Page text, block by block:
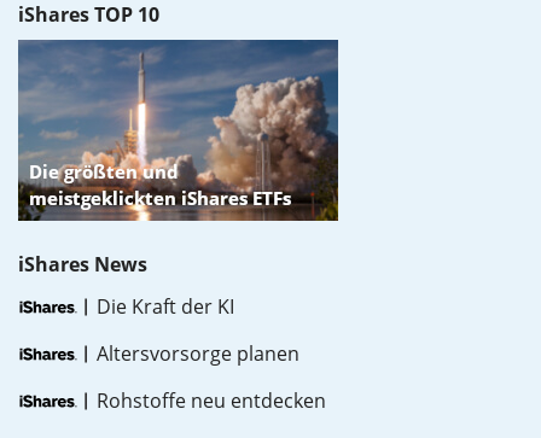
iShares TOP 10
iShares News
Die Kraft der KI
Altersvorsorge planen
Rohstoffe neu entdecken